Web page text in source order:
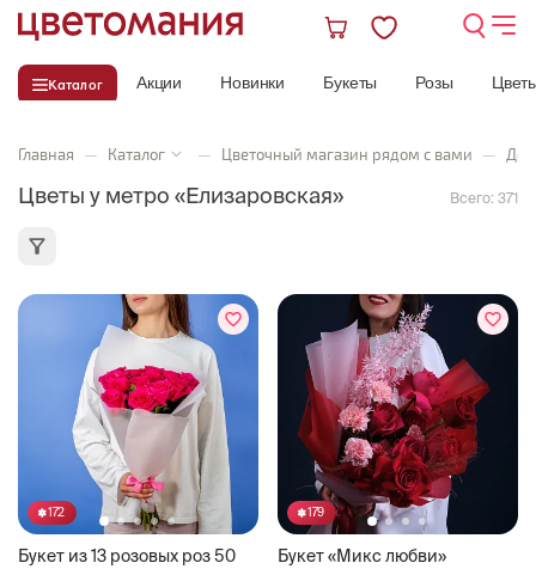
Каталог Акции Новинки Букеты Розы
Главная — Каталог — Цветочный магазин рядом с вами —
Цветы у метро «Елизаровская» Всего: 371
172
Букет из 13 розовых роз 50
179
Букет «Микс любви»